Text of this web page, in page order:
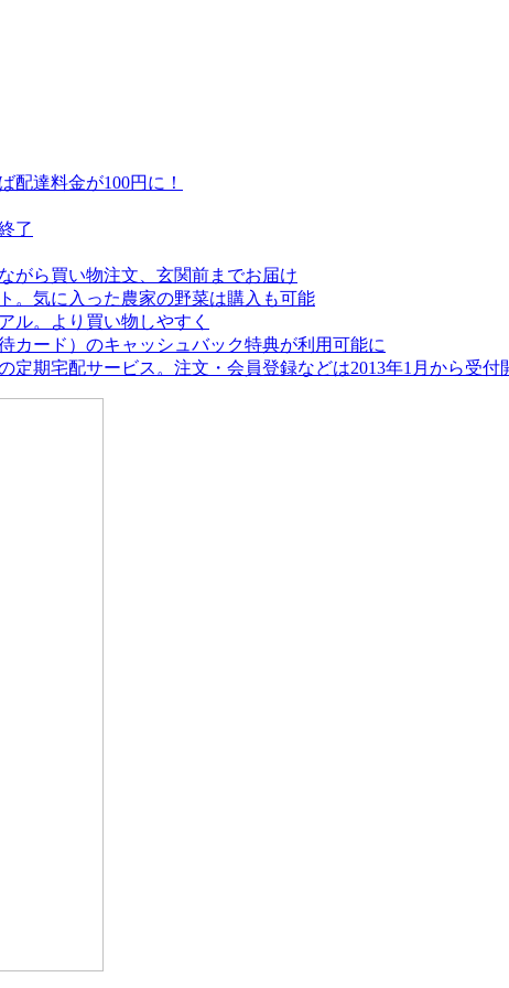
配達料金が100円に！
了
がら買い物注文、玄関前までお届け
。気に入った農家の野菜は購入も可能
ル。より買い物しやすく
カード）のキャッシュバック特典が利用可能に
定期宅配サービス。注文・会員登録などは2013年1月から受付